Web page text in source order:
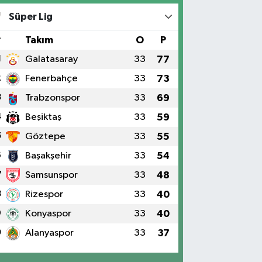
Süper Lig
Takım O P
Galatasaray 33 77
Fenerbahçe 33 73
Trabzonspor 33 69
Beşiktaş 33 59
Göztepe 33 55
Başakşehir 33 54
Samsunspor 33 48
Rizespor 33 40
Konyaspor 33 40
Alanyaspor 33 37